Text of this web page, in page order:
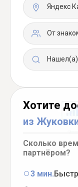
Яндекс
От
Нашел(а)
Хотите
из
Сколько
партнёром?
3 мин.